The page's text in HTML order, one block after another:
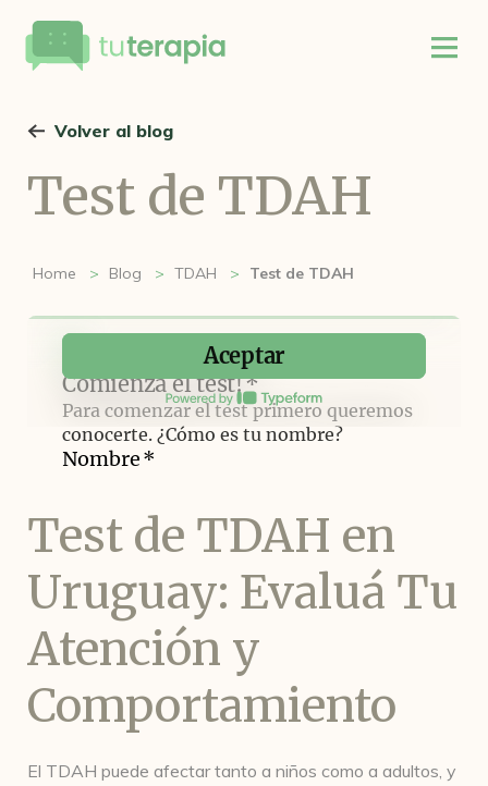
Volver al blog
Test de TDAH
Home Blog TDAH Test de TDAH
Test de TDAH en
Uruguay: Evaluá Tu
Atención y
Comportamiento
El TDAH puede afectar tanto a niños como a adultos, y